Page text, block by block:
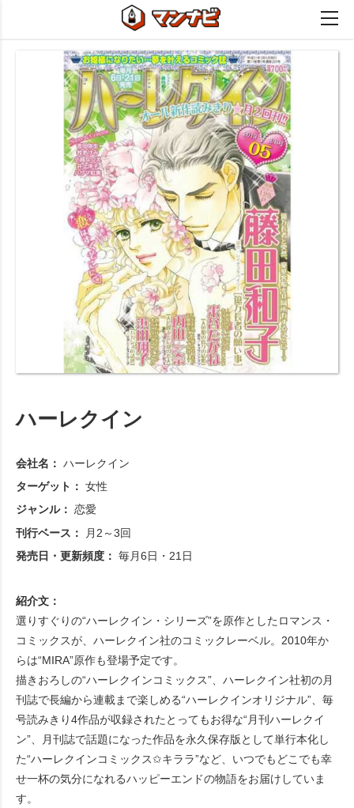
ハーレクイン
会社名： ハーレクイン
ターゲット： 女性
ジャンル： 恋愛
刊行ベース：
月2～3回
発売日・更新頻度： 毎月6日・21日
紹介文：
選りすぐりの“ハーレクイン・シリーズ”を原作としたロマンス・
コミックスが、ハーレクイン社のコミックレーベル。2010年か
らは“MIRA”原作も登場予定です。
描きおろしの“ハーレクインコミックス”、ハーレクイン社初の月
刊誌で長編から連載まで楽しめる“ハーレクインオリジナル”、毎
号読みきり4作品が収録されたとってもお得な“月刊ハーレクイ
ン”、月刊誌で話題になった作品を永久保存版として単行本化し
た“ハーレクインコミックス✩キララ”など、いつでもどこでも幸
せ一杯の気分になれるハッピーエンドの物語をお届けしていま
す。